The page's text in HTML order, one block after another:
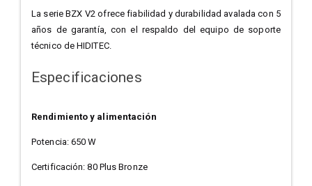
La serie BZX V2 ofrece fiabilidad y durabilidad avalada con 5
años de garantía, con el respaldo del equipo de soporte
técnico de HIDITEC.
Especificaciones
Rendimiento y alimentación
Potencia: 650 W
Certificación: 80 Plus Bronze